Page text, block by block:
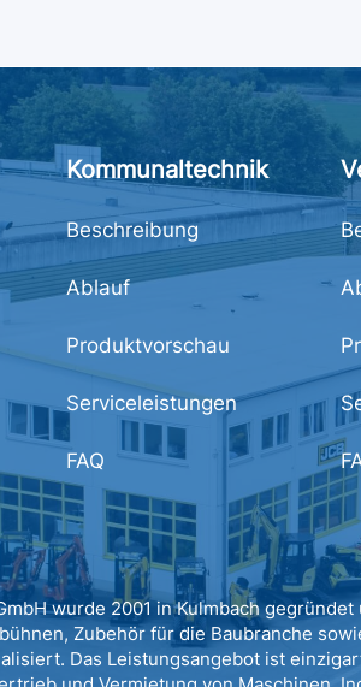
Kommunaltechnik
Beschreibung
Ablauf
Produktvorschau
Serviceleistungen
FAQ
wurde 2001 in Kulmbach
Zubehör für die Baubranche
Das Leistungsangebot ist